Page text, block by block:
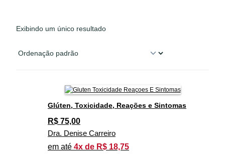
Exibindo um único resultado
Glúten, Toxicidade, Reações e Sintomas
R$ 75,00
Dra. Denise Carreiro
em até 4x de R$ 18,75